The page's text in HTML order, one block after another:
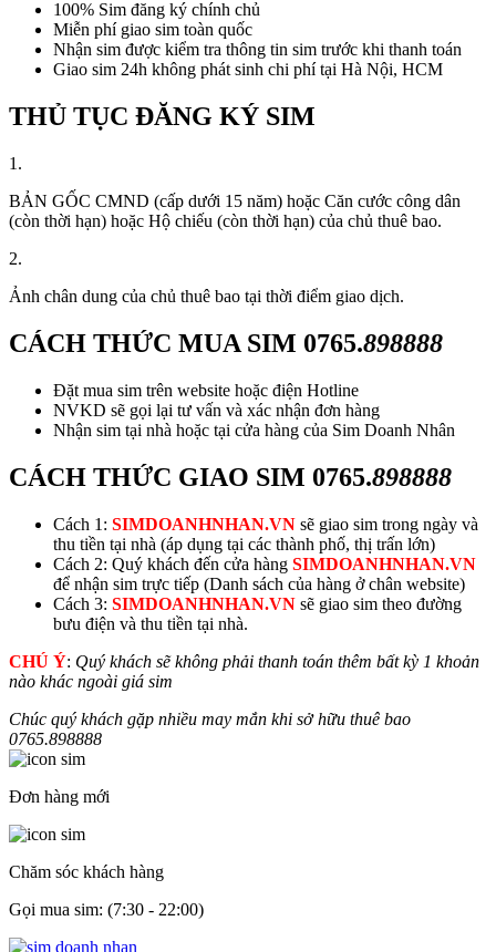
100% Sim đăng ký chính chủ
Miễn phí giao sim toàn quốc
Nhận sim được kiểm tra thông tin sim trước khi thanh toán
Giao sim 24h không phát sinh chi phí tại Hà Nội, HCM
THỦ TỤC ĐĂNG KÝ SIM
1.
BẢN GỐC CMND (cấp dưới 15 năm) hoặc Căn cước công dân
(còn thời hạn) hoặc Hộ chiếu (còn thời hạn) của chủ thuê bao.
2.
Ảnh chân dung của chủ thuê bao tại thời điểm giao dịch.
CÁCH THỨC MUA SIM 0765.898888
Đặt mua sim trên website hoặc điện Hotline
NVKD sẽ gọi lại tư vấn và xác nhận đơn hàng
Nhận sim tại nhà hoặc tại cửa hàng của Sim Doanh Nhân
CÁCH THỨC GIAO SIM 0765.898888
Cách 1: SIMDOANHNHAN.VN sẽ giao sim trong ngày và
thu tiền tại nhà (áp dụng tại các thành phố, thị trấn lớn)
Cách 2: Quý khách đến cửa hàng SIMDOANHNHAN.VN
để nhận sim trực tiếp (Danh sách của hàng ở chân website)
Cách 3: SIMDOANHNHAN.VN sẽ giao sim theo đường
bưu điện và thu tiền tại nhà.
CHÚ Ý: Quý khách sẽ không phải thanh toán thêm bất kỳ 1 khoản
nào khác ngoài giá sim
Chúc quý khách gặp nhiều may mắn khi sở hữu thuê bao
0765.898888
Đơn hàng mới
Chăm sóc khách hàng
Gọi mua sim: (7:30 - 22:00)